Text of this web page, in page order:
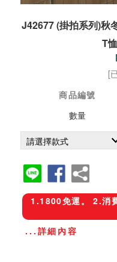
J42677 (掛拍系列)秋
T
[
商品編號
數量
1.1800免運。 2.消
...詳細內容